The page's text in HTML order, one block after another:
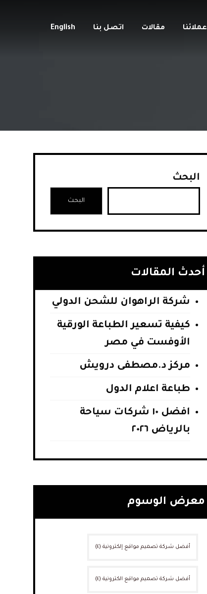
عملائنا مقالات اتصل بنا English
البحث
البحث
أحدث المقالات
شركة الراهوان للشحن الدولي
كيفية تسعير الطباعة الورقية
الأوفست في مصر
مركز د.مصطفى درويش
طباعة اعلام الدول
افضل ١٠ شركات سياحة
بالرياض ٢٠٢٦
معرض الوسوم
أفضل شركة تصميم مواقع إلكترونية(٤)
أفضل شركة تصميم مواقع الكترونية(٤)